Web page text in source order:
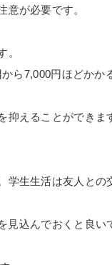
意が必要です。
。
ら7,000円ほどかか
えることができ
生生活は友人と
込んでおくと良い